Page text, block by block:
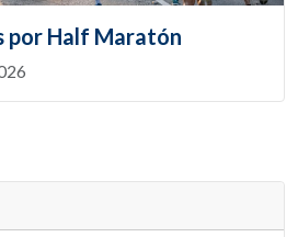
por Half Maratón